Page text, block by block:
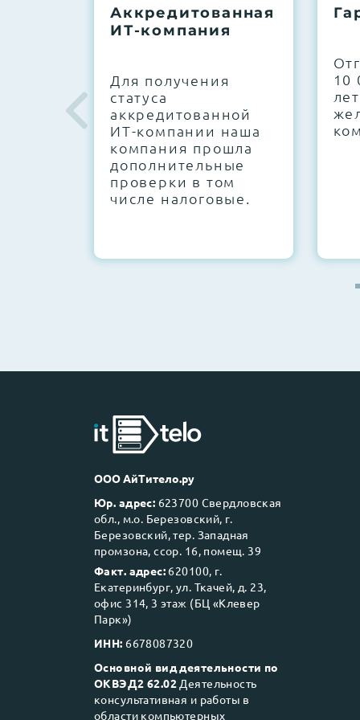
Next Business Day (NBD)
Аккредитованная
ИТ-компания
Для получения
статуса
аккредитованной
ИТ-компании наша
компания прошла
дополнительные
проверки в том
числе налоговые.
10
ООО АйТитело.ру
Юр. адрес: 623700 Свердловская
обл., м.о. Березовский, г.
Березовский, тер. Западная
промзона, ссор. 16, помещ. 39
Факт. адрес: 620100, г.
Екатеринбург, ул. Ткачей, д. 23,
офис 314, 3 этаж (БЦ «Клевер
Парк»)
ИНН: 6678087320
Основной вид деятельности по
ОКВЭД2 62.02 Деятельность
консультативная и работы в
области компьютерных